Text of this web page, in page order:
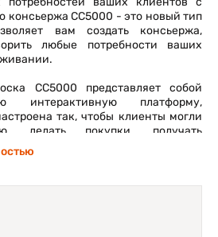
консьержа CC5000 - это новый тип
вам создать консьержа,
любые потребности ваших
CC5000 представляет собой
интерактивную платформу,
так, чтобы клиенты могли
делать покупки, получать
и мгновенно подключаться к
голоса или видео, чтобы
«машина мечты», позволяющая
в магазине розничной